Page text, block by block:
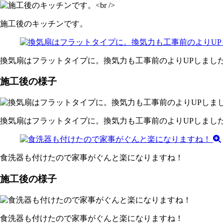
施工後のキッチンです。
換気扇はフラットタイプに。換気力も工事前のよりUPしました
施工後の様子
換気扇はフラットタイプに。換気力も工事前のよりUPしました
食洗器も付けたので家事がぐんと楽になりますね！
施工後の様子
食洗器も付けたので家事がぐんと楽になりますね！